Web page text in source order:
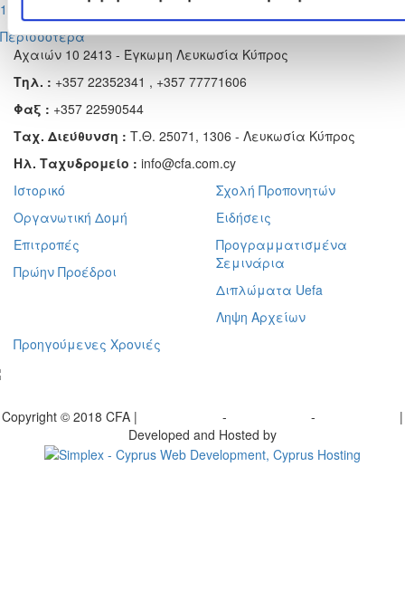
1η αγωνιστική
Περισσότερα
Αχαιών 10 2413 - Έγκωμη Λευκωσία Κύπρος
Τηλ. : +357 22352341 , +357 77771606
Φαξ : +357 22590544
Ταχ. Διεύθυνση : Τ.Θ. 25071, 1306 - Λευκωσία Κύπρος
Ηλ. Ταχυδρομείο : info@cfa.com.cy
Ιστορικό
Οργανωτική Δομή
Επιτροπές
Πρώην Προέδροι
Σχολή Προπονητών
Ειδήσεις
Προγραμματισμένα
Σεμινάρια
Διπλώματα Uefa
Ληψη Αρχείων
Προηγούμενες Χρονιές
Copyright © 2018 CFA | - -
|
Developed and Hosted by